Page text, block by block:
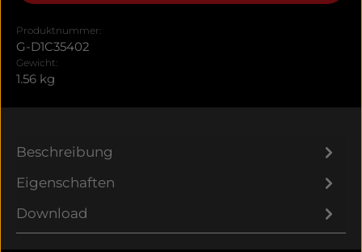
Produktnummer:
G-D1C35402
Gewicht:
1.56 kg
Beschreibung
Eigenschaften
Download